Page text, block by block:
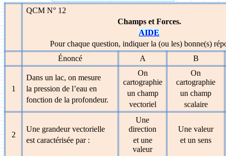
QCM N° 12
Champs et Forces.
AIDE
Pour chaque question, indiquer la (ou les) bonne(s)
Énoncé
A B
1
Dans un lac, on mesure
la pression de l’eau en
fonction de la profondeur.
On
cartographie
un champ
vectoriel
On
cartographie
un champ
scalaire
2
Une grandeur vectorielle
est caractérisée par :
Une
direction
et une
valeur
Une valeur
et un sens